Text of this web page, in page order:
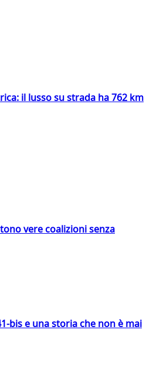
il lusso su strada ha 762 km
vere coalizioni senza
bis e una storia che non è mai